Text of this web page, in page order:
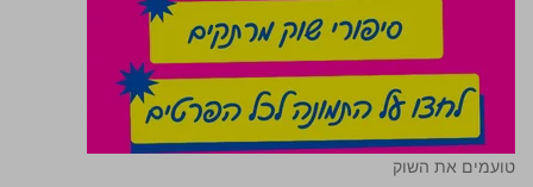
טועמים את השוק